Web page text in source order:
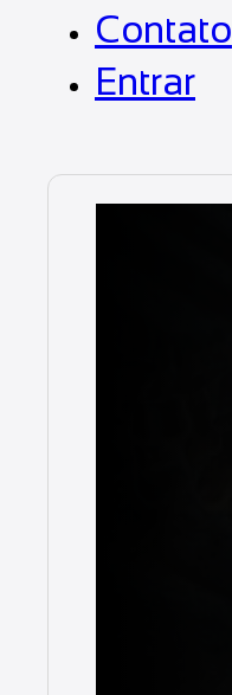
Contato
Entrar